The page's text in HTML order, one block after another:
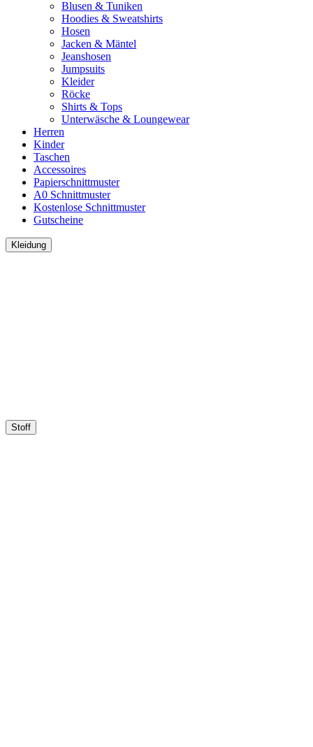
Blusen & Tuniken
Hoodies & Sweatshirts
Hosen
Jacken & Mäntel
Jeanshosen
Jumpsuits
Kleider
Röcke
Shirts & Tops
Unterwäsche & Loungewear
Herren
Kinder
Taschen
Accessoires
Papierschnittmuster
A0 Schnittmuster
Kostenlose Schnittmuster
Gutscheine
Kleidung
Stoff